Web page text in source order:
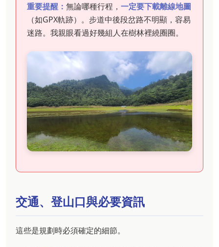
重要提醒： 無論哪種行程， 一定要下載離線地圖
（如GPX軌跡）。步道中後段岔路不明顯，容易
迷路。我親眼看過好幾組人在樹林裡繞圈圈。
交通、登山口與必要資訊
這些是規劃時必須確定的細節。